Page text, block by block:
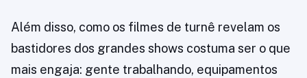
Além disso, como os filmes de turnê revelam os
bastidores dos grandes shows costuma ser o que
mais engaja: gente trabalhando, equipamentos